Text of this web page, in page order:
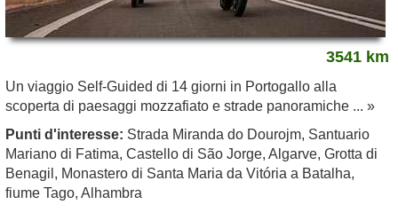
3541 km
Un viaggio Self-Guided di 14 giorni in Portogallo alla
scoperta di paesaggi mozzafiato e strade panoramiche ... »
Punti d'interesse: Strada Miranda do Dourojm, Santuario
Mariano di Fatima, Castello di São Jorge, Algarve, Grotta di
Benagil, Monastero di Santa Maria da Vitória a Batalha,
fiume Tago, Alhambra